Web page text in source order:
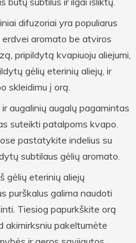
difuzoriai yra populiarus
aromato be atviros
pripildytą kvapiuoju aliejumi,
gėlių eterinių aliejų, ir
skleidimu į orą.
augalinių augalų pagamintas
suteikti patalpoms kvapo.
pastatykite indelius su
subtilaus gėlių aromato.
gėlių eterinių aliejų
purškalus galima naudoti
Tiesiog papurkškite orą
akimirksniu pakeltumėte